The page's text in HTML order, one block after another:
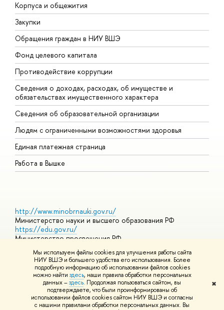
Мы используем файлы cookies для улучшения работы сайта
НИУ ВШЭ и большего удобства его использования. Более
подробную информацию об использовании файлов cookies
можно найти здесь, наши правила обработки персональных
данных –здесь. Продолжая пользоваться сайтом, вы
подтверждаете, что были проинформированы об
использовании файлов cookies сайтом НИУ ВШЭ и согласны
с нашими правилами обработки персональных данных. Вы
✖
Корпуса и общежития
Закупки
Обращения граждан в НИУ ВШЭ
Фонд целевого капитала
Противодействие коррупции
Сведения о доходах, расходах, об имуществе и
обязательствах имущественного характера
Сведения об образовательной организации
Людям с ограниченными возможностями здоровья
Единая платежная страница
Работа в Вышке
http://www.minobrnauki.gov.ru/
Министерство науки и высшего образования РФ
https://edu.gov.ru/
Министерство просвещения РФ
https://elearning.hse.ru/mooc
Массовые открытые онлайн-курсы
© НИУ ВШЭ 1993–2026 Адреса и контактыУсловия
использования материалов Политика конфиденциальности